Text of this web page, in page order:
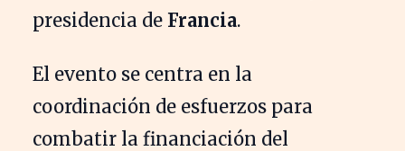
presidencia de Francia.
El evento se centra en la
coordinación de esfuerzos para
combatir la financiación del